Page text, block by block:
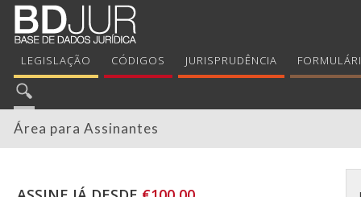
LEGISLAÇÃO CÓDIGOS JURISPRUDÊNCIA
Área para Assinantes